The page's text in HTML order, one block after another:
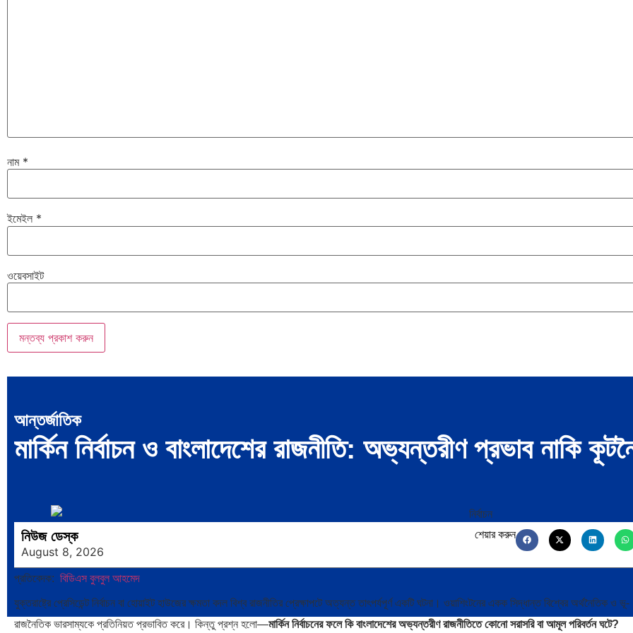
নাম *
ইমেইল *
ওয়েবসাইট
আন্তর্জাতিক
মার্কিন নির্বাচন ও বাংলাদেশের রাজনীতি: অভ্যন্তরীণ প্রভাব নাকি
নিউজ ডেস্ক
August 8, 2026
শেয়ার করুন
প্রতিবেদক: বিডিএস বুলবুল আহমেদ
যুক্তরাষ্ট্রে প্রেসিডেন্ট নির্বাচন বা হোয়াইট হাউজের ক্ষমতা বদল বিশ্ব রাজনীতির প্রেক্ষাপটে অত্যন্ত তাৎপর্যপূর্ণ একটি ঘটনা। ওয়াশিংটনের একক সিদ্ধান্ত বিশ্বের অর্থনৈতিক ও ভূ-
রাজনৈতিক ভারসাম্যকে প্রতিনিয়ত প্রভাবিত করে। কিন্তু প্রশ্ন হলো—মার্কিন নির্বাচনের ফলে কি বাংলাদেশের অভ্যন্তরীণ রাজনীতিতে কোনো সরাসরি বা আমূল পরিবর্তন ঘটে?